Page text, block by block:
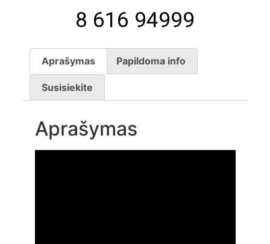
8 616 94999
Aprašymas Papildoma info
Susisiekite
Aprašymas